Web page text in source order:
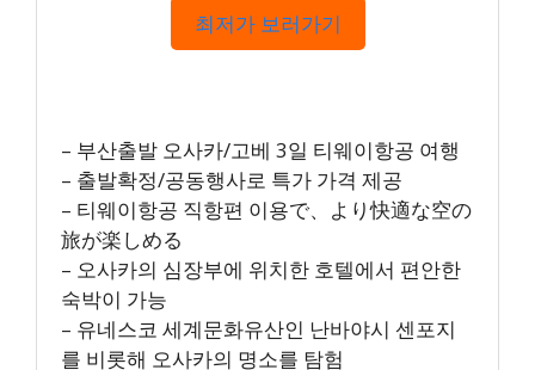
최저가 보러가기
– 부산출발 오사카/고베 3일 티웨이항공 여행
– 출발확정/공동행사로 특가 가격 제공
– 티웨이항공 직항편 이용で、より快適な空の
旅が楽しめる
– 오사카의 심장부에 위치한 호텔에서 편안한
숙박이 가능
– 유네스코 세계문화유산인 난바야시 센포지
를 비롯해 오사카의 명소를 탐험